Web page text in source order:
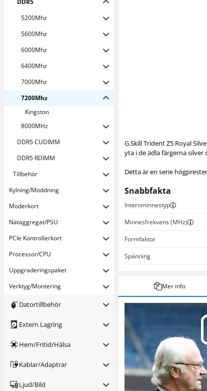
DDR5
5200Mhz
5600Mhz
6000Mhz
6400Mhz
7000Mhz
7200Mhz
Kingston
8000MHz
DDR5 CUDIMM
DDR5 RDIMM
Tillbehör
Kylning/Moddning
Moderkort
Nätaggregat/PSU
PCIe Kontrollerkort
Processor/CPU
Uppgraderings­paket
Verktyg/Montering
Datortillbehör
Extern Lagring
Hem/Fritid/Hälsa
Kablar/Adaptrar
Ljud/Bild
G.Skill Trident Z5 Royal
yta i de ädla färgerna
Detta är en serie
Snabbfakta
Internminnestyp
Minnesfrekvens (MHz)
Formfaktor
Spänning
Mer info